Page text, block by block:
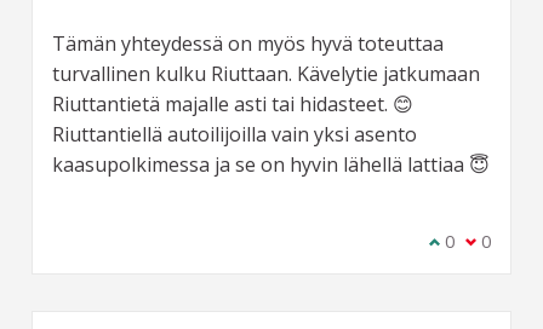
Tämän yhteydessä on myös hyvä toteuttaa
turvallinen kulku Riuttaan. Kävelytie jatkumaan
Riuttantietä majalle asti tai hidasteet. 😊
Riuttantiellä autoilijoilla vain yksi asento
kaasupolkimessa ja se on hyvin lähellä lattiaa 😇
Olen samaa
0 Olen eri
0